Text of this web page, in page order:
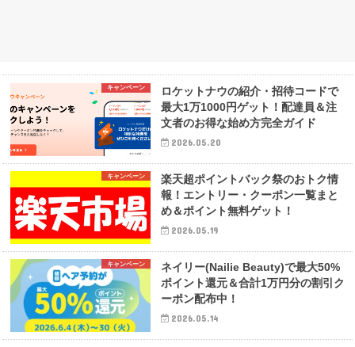
キャンペーン
ロケットナウの紹介・招待コードで
最大1万1000円ゲット！配達員＆注
文者のお得な始め方完全ガイド
2026.05.20
キャンペーン
楽天超ポイントバック祭のおトク情
報！エントリー・クーポン一覧まと
め＆ポイント無料ゲット！
2026.05.19
キャンペーン
ネイリー(Nailie Beauty)で最大50%
ポイント還元＆合計1万円分の割引ク
ーポン配布中！
2026.05.14